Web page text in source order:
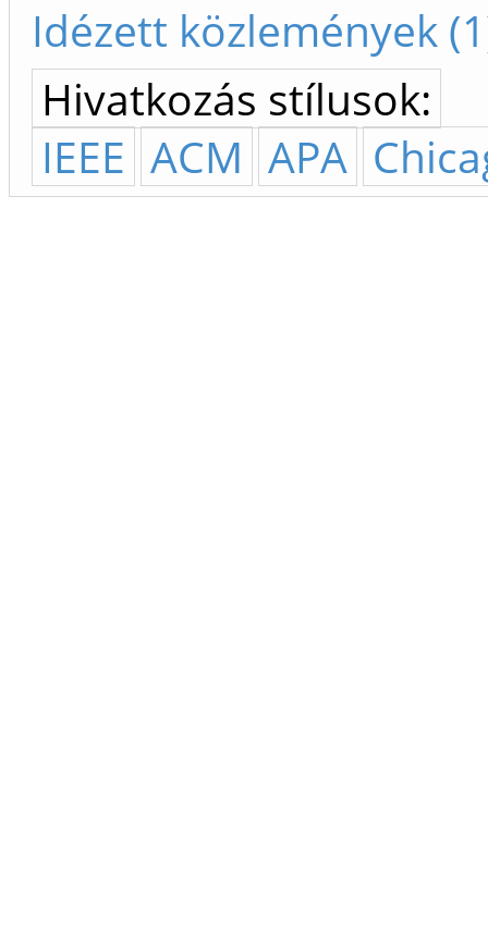
Idézett közlemények
Hivatkozás stílusok:
IEEE ACM APA